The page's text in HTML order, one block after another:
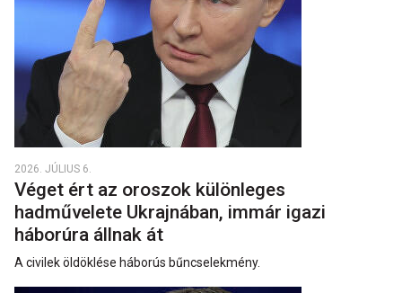
2026. JÚLIUS 6.
Véget ért az oroszok különleges
hadművelete Ukrajnában, immár igazi
háborúra állnak át
A civilek öldöklése háborús bűncselekmény.